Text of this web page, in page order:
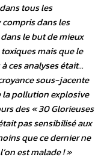
tous les
dans les
le but de mieux
mais que le
ces analyses était…
sous-jacente
la pollution explosive
des « 30 Glorieuses
pas sensibilisé aux
que ce dernier ne
est malade ! »